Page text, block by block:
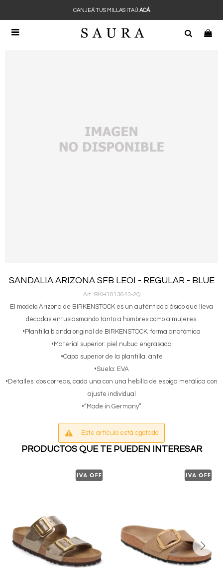

CANJEÁ TUS MILLAS ITAÚ ACÁ
SANDALIA ARIZONA SFB LEOI - REGULAR - BLUE
BKH1013643-2Q
El modelo Arizona de BIRKENSTOCK es un auténtico clásico que lleva
décadas entusiasmando tanto a hombres como a mujeres.
•Plantilla blanda original de BIRKENSTOCK; forma anatómica
•Material superior: piel nubuc engrasada
•Capa superior de la plantilla: ante
•Suela: EVA
•Detalles: dos correas, cada una con una hebilla de espiga metálica con
ajuste individual
•“Made in Germany”
Este artículo está agotado.
PRODUCTOS QUE TE PUEDEN INTERESAR